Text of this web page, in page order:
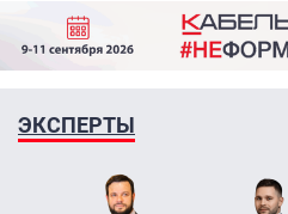
ЭКСПЕРТЫ